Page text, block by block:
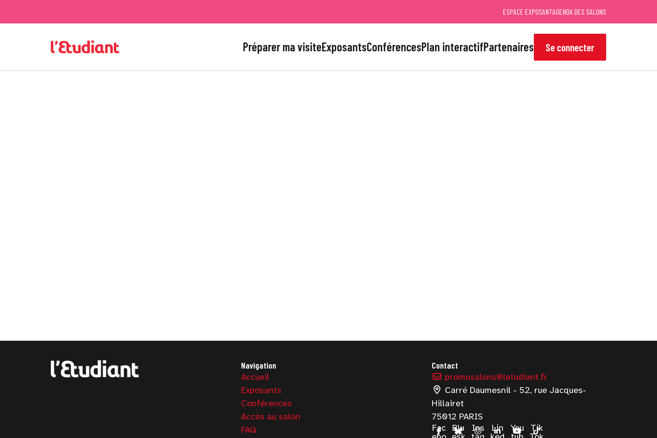
ESPACE EXPOSANTAGENDA DES SALONS
Préparer ma visiteExposantsConférencesPlan interactifPartenaires Se connecter
Navigation
Accueil
Exposants
Conférences
Accès au salon
FAQ
Contact
promosalons@letudiant.fr
Carré Daumesnil - 52, rue Jacques-
Hillairet
75012 PARIS
Fac
Blu
Ins
Lin
You
Tik